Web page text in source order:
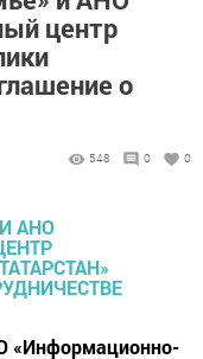
центр
о
«Информационно-